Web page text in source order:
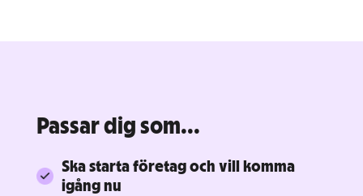
Passar dig som...
Ska starta företag och vill komma
igång nu